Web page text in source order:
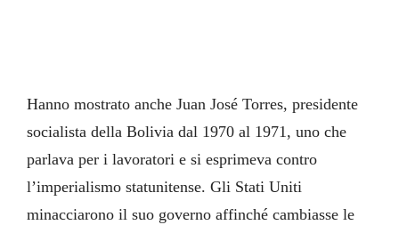
Hanno mostrato anche Juan José Torres, presidente
socialista della Bolivia dal 1970 al 1971, uno che
parlava per i lavoratori e si esprimeva contro
l’imperialismo statunitense. Gli Stati Uniti
minacciarono il suo governo affinché cambiasse le